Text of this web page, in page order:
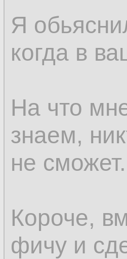
Я
когда в
На что
знаем,
не сможет.
Короче,
фичу и